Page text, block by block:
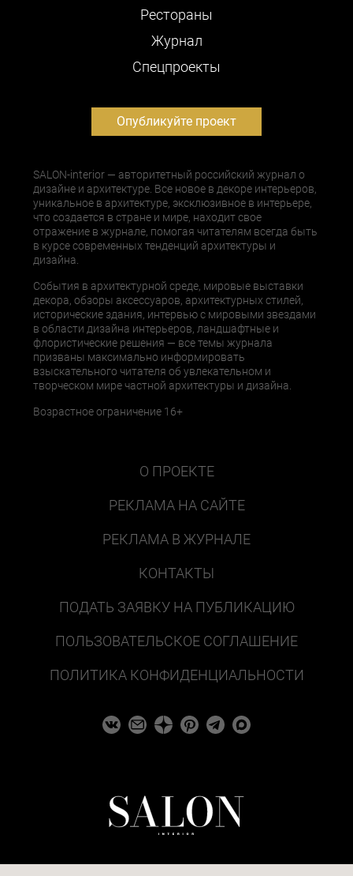
Рестораны
Журнал
Cпецпроекты
Опубликуйте проект
SALON-interior — авторитетный российский журнал о
дизайне и архитектуре. Все новое в декоре интерьеров,
уникальное в архитектуре, эксклюзивное в интерьере,
что создается в стране и мире, находит свое
отражение в журнале, помогая читателям всегда быть
в курсе современных тенденций архитектуры и
дизайна.
События в архитектурной среде, мировые выставки
декора, обзоры аксессуаров, архитектурных стилей,
исторические здания, интервью с мировыми звездами
в области дизайна интерьеров, ландшафтные и
флористические решения — все темы журнала
призваны максимально информировать
взыскательного читателя об увлекательном и
творческом мире частной архитектуры и дизайна.
Возрастное ограничение 16+
О ПРОЕКТЕ
РЕКЛАМА НА САЙТЕ
РЕКЛАМА В ЖУРНАЛЕ
КОНТАКТЫ
ПОДАТЬ ЗАЯВКУ НА ПУБЛИКАЦИЮ
ПОЛЬЗОВАТЕЛЬСКОЕ СОГЛАШЕНИЕ
ПОЛИТИКА КОНФИДЕНЦИАЛЬНОСТИ